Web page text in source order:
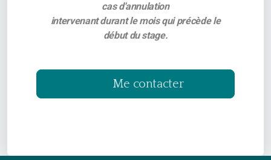
cas d'annulation
intervenant durant le mois qui précède le
début du stage.
Me contacter